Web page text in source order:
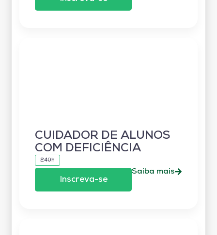
CUIDADOR DE ALUNOS
COM DEFICIÊNCIA
240h
Inscreva-se
Saiba mais